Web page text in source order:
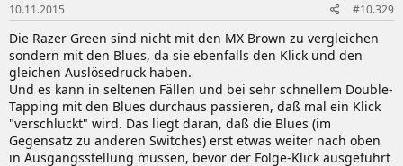
10.11.2015 #10.329
Die Razer Green sind nicht mit den MX Brown zu vergleichen
sondern mit den Blues, da sie ebenfalls den Klick und den
gleichen Auslösedruck haben.
Und es kann in seltenen Fällen und bei sehr schnellem Double-
Tapping mit den Blues durchaus passieren, daß mal ein Klick
"verschluckt" wird. Das liegt daran, daß die Blues (im
Gegensatz zu anderen Switches) erst etwas weiter nach oben
in Ausgangsstellung müssen, bevor der Folge-Klick ausgeführt